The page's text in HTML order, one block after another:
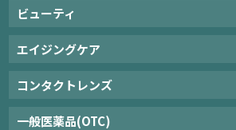
ビューティ
エイジングケア
コンタクトレンズ
一般医薬品(OTC)